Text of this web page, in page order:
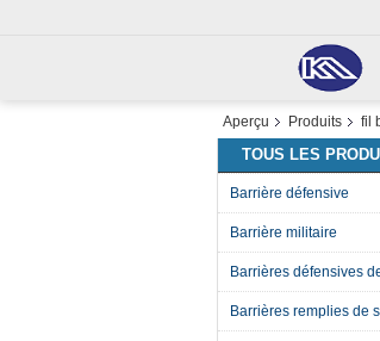
Aperçu Produits fil
TOUS LES
Barrière défensive
Barrière militaire
Barrières défensives
Barrières remplies de